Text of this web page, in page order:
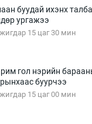
буудай ихэнх
ургажээ
15 цаг 30 мин
гол нэрийн
буурчээ
15 цаг 00 мин